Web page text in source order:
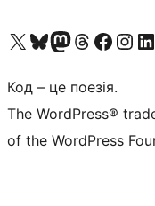
Visit our X (formerly Twitter) account
Visit our Bluesky account
Завітайте до нашої стрічки в Mastodon
Visit our Threads account
Завітайте на нашу
Visit our
Код – це поезія.
The WordPress®
of the WordPress